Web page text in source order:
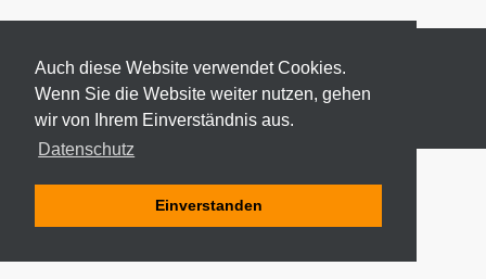
Auch diese Website verwendet Cookies.
Wenn Sie die Website weiter nutzen, gehen
wir von Ihrem Einverständnis aus.
Datenschutz
Einverstanden
© 2026 ODEKI - ALLE RECHTE VORBEHALTEN